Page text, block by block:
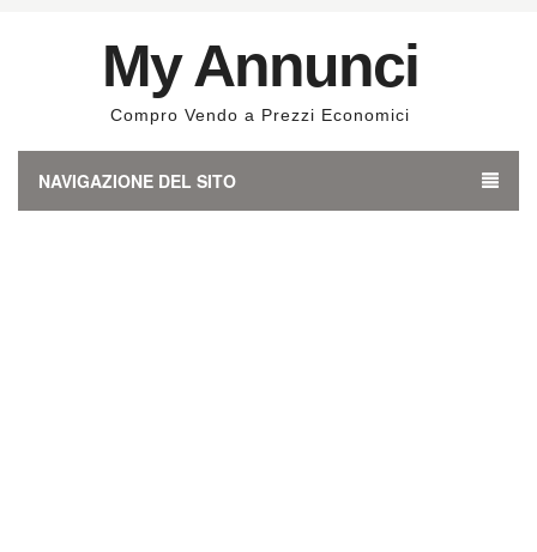
My Annunci
Compro Vendo a Prezzi Economici
NAVIGAZIONE DEL SITO